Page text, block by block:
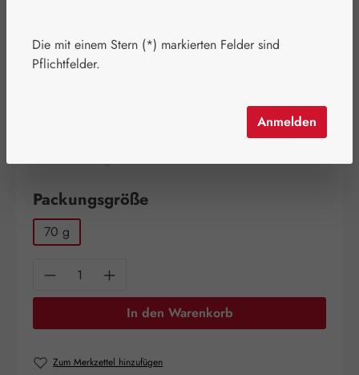
Regulärer Preis:
5,40 €
Packungsgrößeauswählen
70 g
Produkt Anzahl: Gib den gewünschten
In den Warenkorb
Zum Merkzettel hinzufügen
Die mit einem Stern (*) markierten Felder sind
Pflichtfelder.
Anmelden